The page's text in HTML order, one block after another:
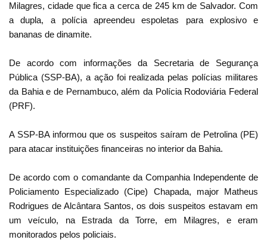
Milagres, cidade que fica a cerca de 245 km de Salvador. Com
a dupla, a polícia apreendeu espoletas para explosivo e
bananas de dinamite.
De acordo com informações da Secretaria de Segurança
Pública (SSP-BA), a ação foi realizada pelas polícias militares
da Bahia e de Pernambuco, além da Polícia Rodoviária Federal
(PRF).
A SSP-BA informou que os suspeitos saíram de Petrolina (PE)
para atacar instituições financeiras no interior da Bahia.
De acordo com o comandante da Companhia Independente de
Policiamento Especializado (Cipe) Chapada, major Matheus
Rodrigues de Alcântara Santos, os dois suspeitos estavam em
um veículo, na Estrada da Torre, em Milagres, e eram
monitorados pelos policiais.